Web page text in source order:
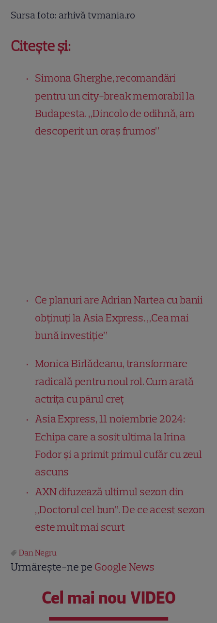
Sursa foto: arhivă tvmania.ro
Citește și:
Simona Gherghe, recomandări
pentru un city-break memorabil la
Budapesta. „Dincolo de odihnă, am
descoperit un oraș frumos”
Ce planuri are Adrian Nartea cu banii
obținuți la Asia Express. „Cea mai
bună investiție”
Monica Bîrlădeanu, transformare
radicală pentru noul rol. Cum arată
actrița cu părul creț
Asia Express, 11 noiembrie 2024:
Echipa care a sosit ultima la Irina
Fodor și a primit primul cufăr cu zeul
ascuns
AXN difuzează ultimul sezon din
„Doctorul cel bun”. De ce acest sezon
este mult mai scurt
Dan Negru
Urmărește-ne pe Google News
Cel mai nou VIDEO